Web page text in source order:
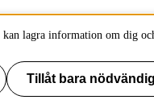
lagra information om dig
Tillåt bara